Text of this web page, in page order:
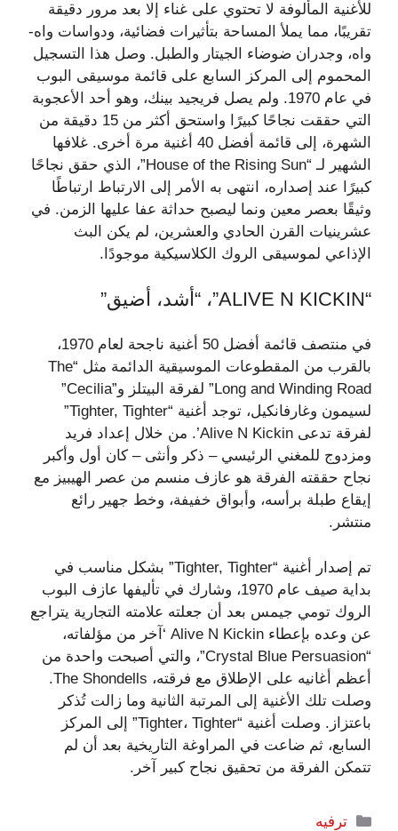
للأغنية المألوفة لا تحتوي على غناء إلا بعد مرور دقيقة
تقريبًا، مما يملأ المساحة بتأثيرات فضائية، ودواسات واه-
واه، وجدران ضوضاء الجيتار والطبل. وصل هذا التسجيل
المحموم إلى المركز السابع على قائمة موسيقى البوب ​​
في عام 1970. ولم يصل فريجيد بينك، وهو أحد الأعجوبة
التي حققت نجاحًا كبيرًا واستحق أكثر من 15 دقيقة من
الشهرة، إلى قائمة أفضل 40 أغنية مرة أخرى. غلافها
الشهير لـ “House of the Rising Sun”، الذي حقق نجاحًا
كبيرًا عند إصداره، انتهى به الأمر إلى الارتباط ارتباطًا
وثيقًا بعصر معين ونما ليصبح حداثة عفا عليها الزمن. في
عشرينيات القرن الحادي والعشرين، لم يكن البث
الإذاعي لموسيقى الروك الكلاسيكية موجودًا.
“ALIVE N KICKIN”، “أشد، أضيق”
في منتصف قائمة أفضل 50 أغنية ناجحة لعام 1970،
بالقرب من المقطوعات الموسيقية الدائمة مثل “The
Long and Winding Road” لفرقة البيتلز و”Cecilia”
لسيمون وغارفانكيل، توجد أغنية “Tighter, Tighter”
لفرقة تدعى Alive N Kickin’. من خلال إعداد فريد
ومزدوج للمغني الرئيسي – ذكر وأنثى – كان أول وأكبر
نجاح حققته الفرقة هو عازف منسم من عصر الهيبيز مع
إيقاع طبلة برأسه، وأبواق خفيفة، وخط جهير رائع
منتشر.
تم إصدار أغنية “Tighter, Tighter” بشكل مناسب في
بداية صيف عام 1970، وشارك في تأليفها عازف البوب ​​
الروك تومي جيمس بعد أن جعلته علامته التجارية يتراجع
عن وعده بإعطاء Alive N Kickin ‘آخر من مؤلفاته،
“Crystal Blue Persuasion”، والتي أصبحت واحدة من
أعظم أغانيه على الإطلاق مع فرقته، The Shondells.
وصلت تلك الأغنية إلى المرتبة الثانية وما زالت تُذكر
باعتزاز. وصلت أغنية “Tighter، Tighter” إلى المركز
السابع، ثم ضاعت في المراوغة التاريخية بعد أن لم
تتمكن الفرقة من تحقيق نجاح كبير آخر.
التصنيفات
ترفيه